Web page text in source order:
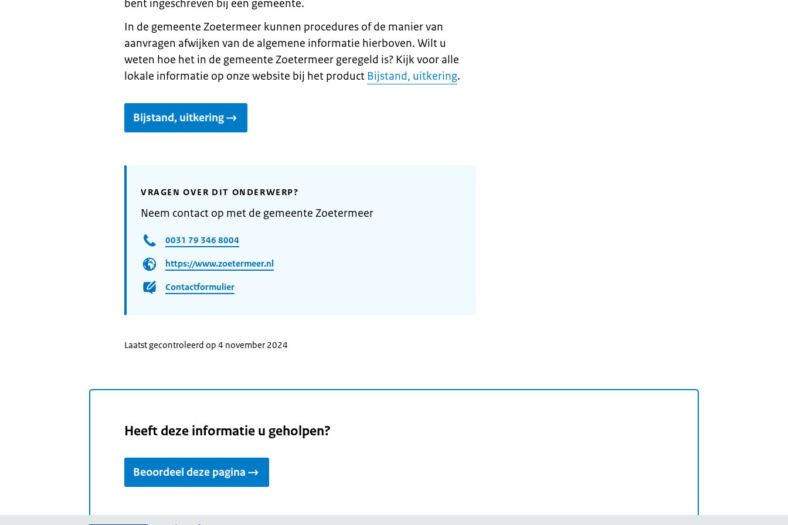
bent ingeschreven bij een gemeente.
In de gemeente Zoetermeer kunnen procedures of de manier van
aanvragen afwijken van de algemene informatie hierboven. Wilt u
weten hoe het in de gemeente Zoetermeer geregeld is? Kijk voor alle
lokale informatie op onze website bij het product Bijstand, uitkering.
Bijstand, uitkering
VRAGEN OVER DIT ONDERWERP?
Neem contact op met de gemeente Zoetermeer
0031 79 346 8004
https://www.zoetermeer.nl
Contactformulier
Laatst gecontroleerd op 4 november 2024
Heeft deze informatie u geholpen?
Beoordeel deze pagina